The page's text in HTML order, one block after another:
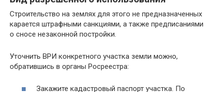
Строительство на землях для этого не предназначенных
карается штрафными санкциями, а также предписаниями
о сносе незаконной постройки.
Уточнить ВРИ конкретного участка земли можно,
обратившись в органы Росреестра:
Закажите кадастровый паспорт участка. По